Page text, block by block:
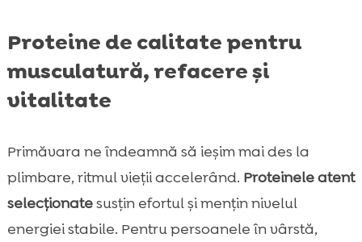
Proteine de calitate pentru
musculatură, refacere și
vitalitate
Primăvara ne îndeamnă să ieșim mai des la
plimbare, ritmul vieții accelerând. Proteinele atent
selecționatesusțin efortul și mențin nivelul
energiei stabile. Pentru persoanele în vârstă,